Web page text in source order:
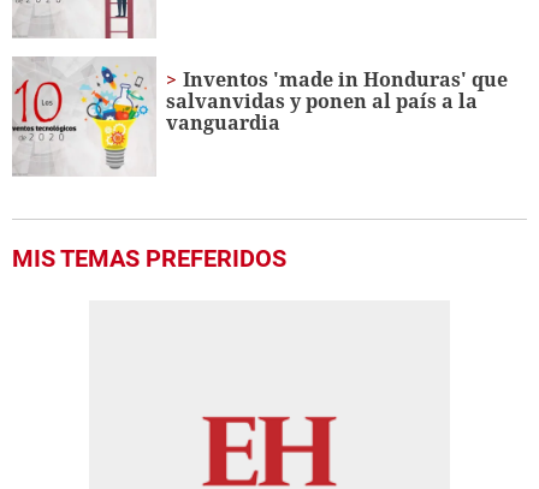
Inventos 'made in Honduras' que
salvanvidas y ponen al país a la
vanguardia
MIS TEMAS PREFERIDOS